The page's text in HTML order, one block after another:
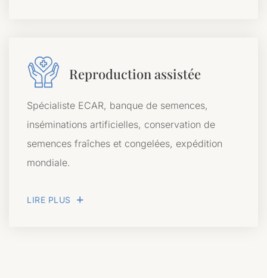
Reproduction assistée
Spécialiste ECAR, banque de semences,
inséminations artificielles, conservation de
semences fraîches et congelées, expédition
mondiale.
LIRE PLUS